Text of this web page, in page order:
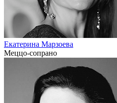
Екатерина Марзоева
Меццо-сопрано